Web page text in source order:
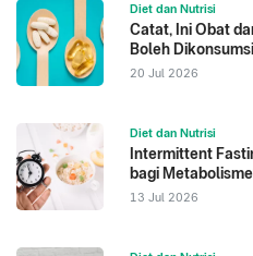
Diet dan Nutrisi
Catat, Ini Obat
Boleh
20 Jul 2026
Diet dan Nutrisi
Intermittent
bagi
13 Jul 2026